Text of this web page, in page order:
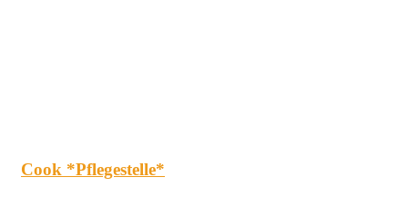
Cook *Pflegestelle*